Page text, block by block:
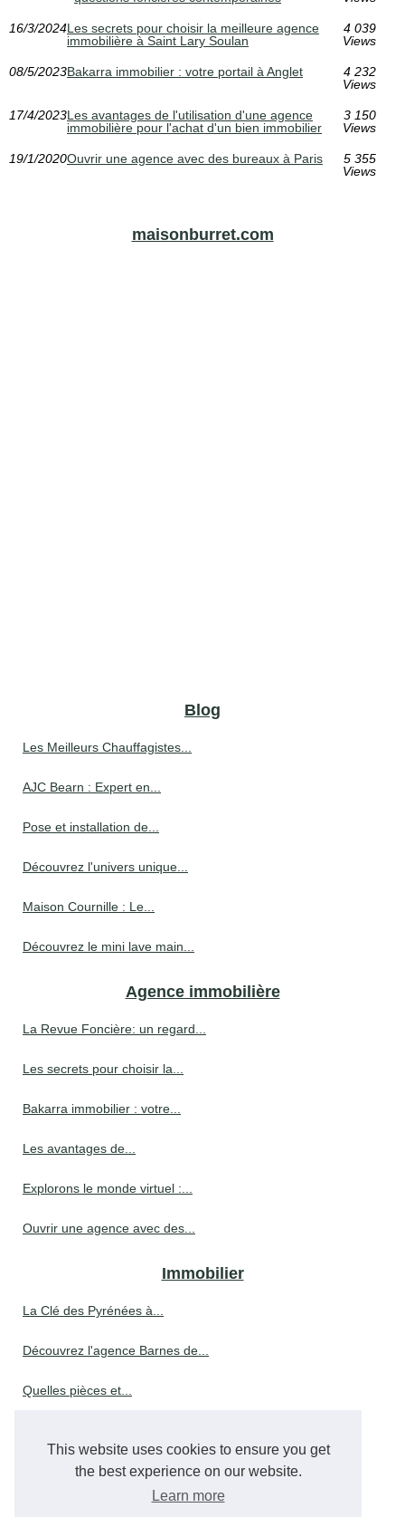
This website uses cookies to ensure you get
the best experience on our website.
Learn more
16/3/2024Les secrets pour choisir la meilleure agence
immobilière à Saint Lary Soulan
4 039
Views
08/5/2023Bakarra immobilier : votre portail à Anglet
4 232
Views
17/4/2023Les avantages de l'utilisation d'une agence
immobilière pour l'achat d'un bien immobilier
3 150
Views
19/1/2020Ouvrir une agence avec des bureaux à Paris
5 355
Views
maisonburret.com
Blog
Les Meilleurs Chauffagistes...
AJC Bearn : Expert en...
Pose et installation de...
Découvrez l'univers unique...
Maison Cournille : Le...
Découvrez le mini lave main...
Agence immobilière
La Revue Foncière: un regard...
Les secrets pour choisir la...
Bakarra immobilier : votre...
Les avantages de...
Explorons le monde virtuel :...
Ouvrir une agence avec des...
Immobilier
La Clé des Pyrénées à...
Découvrez l'agence Barnes de...
Quelles pièces et...
L’expertise en aménagement...